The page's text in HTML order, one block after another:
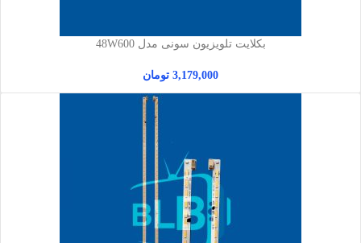
بکلایت تلویزیون سونی مدل 48W600
3,179,000 تومان